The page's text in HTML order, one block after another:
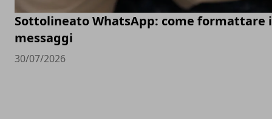
Sottolineato WhatsApp: come formattare i
messaggi
30/07/2026